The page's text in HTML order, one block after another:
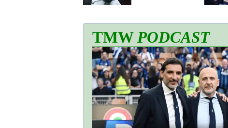
TMWPODCAST